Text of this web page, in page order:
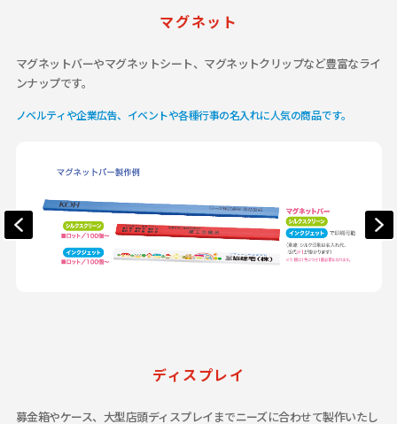
マグネット
マグネットバーやマグネットシート、マグネットクリップなど豊富なライ
ンナップです。
ノベルティや企業広告、イベントや各種行事の名入れに人気の商品です。
ディスプレイ
募金箱やケース、大型店頭ディスプレイまでニーズに合わせて製作いたし